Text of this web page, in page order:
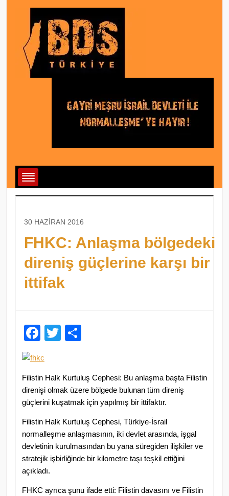
30 HAZIRAN 2016
FHKC: Anlaşma bölgedeki
direniş güçlerine karşı bir
ittifak
Facebook
Twitter
Filistin Halk Kurtuluş Cephesi: Bu anlaşma başta Filistin
direnişi olmak üzere bölgede bulunan tüm direniş
güçlerini kuşatmak için yapılmış bir ittifaktır.
Filistin Halk Kurtuluş Cephesi, Türkiye-İsrail
normalleşme anlaşmasının, iki devlet arasında, işgal
devletinin kurulmasından bu yana süregiden ilişkiler ve
stratejik işbirliğinde bir kilometre taşı teşkil ettiğini
açıkladı.
FHKC ayrıca şunu ifade etti: Filistin davasını ve Filistin